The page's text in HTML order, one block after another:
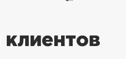
клиентов